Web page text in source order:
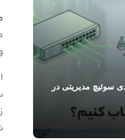
سوئیچ مدیریتی در